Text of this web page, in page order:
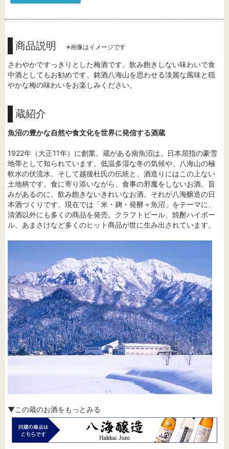
商品説明 ※画像はイメージです
さわやかですっきりとした梅酒です。飲み飽きしない味わいで食
中酒としてもお勧めです。銘酒八海山を思わせる淡麗な風味と穏
やかな梅の味わいをお楽しみください。
蔵紹介
魚沼の豊かな自然や食文化を世界に発信する酒蔵
1922年（大正11年）に創業。蔵がある南魚沼は、日本屈指の豪雪
地帯として知られています。低温多湿な冬の気候や、八海山の極
軟水の伏流水、そして越後杜氏の伝統と、酒造りにはこの上ない
土地柄です。食に寄り添いながら、食事の邪魔をしないお酒。旨
みがあるのに、飲み飽きないきれいなお酒。それが八海醸造の日
本酒づくりです。現在では「米・麹・発酵＋魚沼」をテーマに、
清酒以外にも多くの商品を発売。クラフトビール、焼酎ハイボー
ル、あまさけなど多くのヒット商品が世に生み出されています。
▼この蔵のお酒をもっとみる